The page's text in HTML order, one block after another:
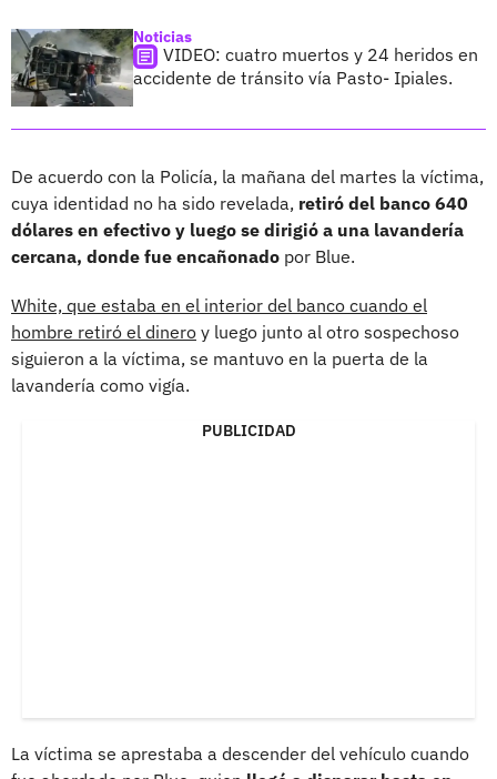
Noticias
VIDEO: cuatro muertos y 24 heridos en
accidente de tránsito vía Pasto- Ipiales.
De acuerdo con la Policía, la mañana del martes la víctima,
cuya identidad no ha sido revelada, retiró del banco 640
dólares en efectivo y luego se dirigió a una lavandería
cercana, donde fue encañonado por Blue.
White, que estaba en el interior del banco cuando el
hombre retiró el dinero y luego junto al otro sospechoso
siguieron a la víctima, se mantuvo en la puerta de la
lavandería como vigía.
PUBLICIDAD
La víctima se aprestaba a descender del vehículo cuando